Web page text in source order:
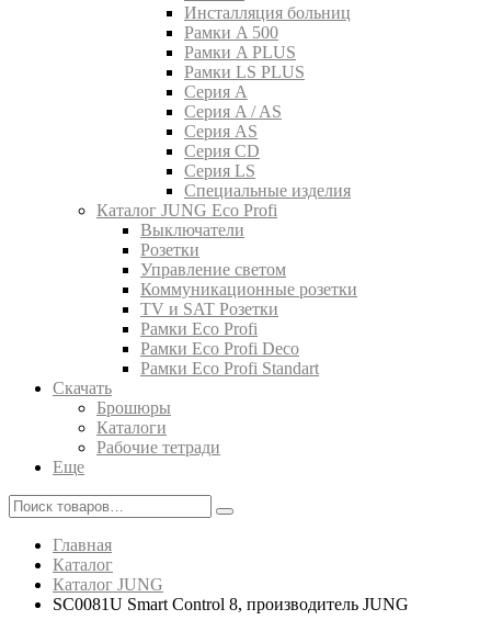
Инсталляция больниц
Рамки A 500
Рамки A PLUS
Рамки LS PLUS
Серия A
Серия A / AS
Серия AS
Серия CD
Серия LS
Специальные изделия
Каталог JUNG Eco Profi
Выключатели
Розетки
Управление светом
Коммуникационные розетки
TV и SAT Розетки
Рамки Eco Profi
Рамки Eco Profi Deco
Рамки Eco Profi Standart
Скачать
Брошюры
Каталоги
Рабочие тетради
Еще
Главная
Каталог
Каталог JUNG
SC0081U Smart Control 8, производитель JUNG